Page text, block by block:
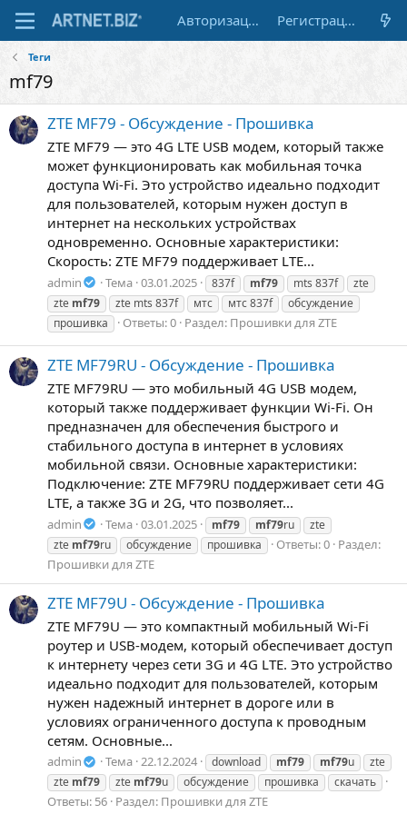
Авторизация Регистрация
Теги
mf79
ZTE MF79 - Обсуждение - Прошивка
ZTE MF79 — это 4G LTE USB модем, который также
может функционировать как мобильная точка
доступа Wi-Fi. Это устройство идеально подходит
для пользователей, которым нужен доступ в
интернет на нескольких устройствах
одновременно. Основные характеристики:
Скорость: ZTE MF79 поддерживает LTE...
admin Тема 03.01.2025 837f mf79 mts 837f
zte
zte mf79 zte mts 837f мтс мтс 837f
обсуждение
прошивка
Ответы: 0 Раздел: Прошивки для ZTE
ZTE MF79RU - Обсуждение - Прошивка
ZTE MF79RU — это мобильный 4G USB модем,
который также поддерживает функции Wi-Fi. Он
предназначен для обеспечения быстрого и
стабильного доступа в интернет в условиях
мобильной связи. Основные характеристики:
Подключение: ZTE MF79RU поддерживает сети 4G
LTE, а также 3G и 2G, что позволяет...
admin Тема 03.01.2025 mf79 mf79ru
zte
zte mf79ru обсуждение прошивка Ответы: 0 Раздел:
Прошивки для ZTE
ZTE MF79U - Обсуждение - Прошивка
ZTE MF79U — это компактный мобильный Wi-Fi
роутер и USB-модем, который обеспечивает доступ
к интернету через сети 3G и 4G LTE. Это устройство
идеально подходит для пользователей, которым
нужен надежный интернет в дороге или в
условиях ограниченного доступа к проводным
сетям. Основные...
admin Тема 22.12.2024 download mf79 mf79u
zte
zte mf79 zte mf79u обсуждение прошивка скачать
Ответы: 56 Раздел: Прошивки для ZTE